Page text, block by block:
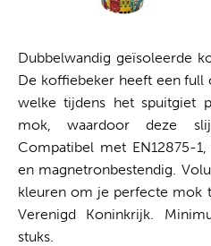
Dubbelwandig geïsoleerde
De koffiebeker heeft een
welke tijdens het spuitgiet
mok, waardoor deze
Compatibel met EN12875-1,
en magnetronbestendig.
kleuren om je perfecte mok
Verenigd Koninkrijk.
stuks.